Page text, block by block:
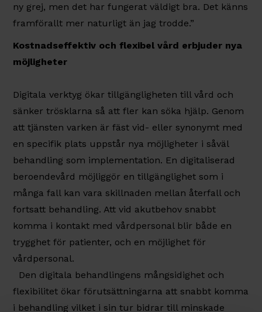
ny grej, men det har fungerat väldigt bra. Det känns
framförallt mer naturligt än jag trodde.”
Kostnadseffektiv och flexibel vård erbjuder nya
möjligheter
Digitala verktyg ökar tillgängligheten till vård och
sänker trösklarna så att fler kan söka hjälp. Genom
att tjänsten varken är fäst vid- eller synonymt med
en specifik plats uppstår nya möjligheter i såväl
behandling som implementation. En digitaliserad
beroendevård möjliggör en tillgänglighet som i
många fall kan vara skillnaden mellan återfall och
fortsatt behandling. Att vid akutbehov snabbt
komma i kontakt med vårdpersonal blir både en
trygghet för patienter, och en möjlighet för
vårdpersonal.
Den digitala behandlingens mångsidighet och
flexibilitet ökar förutsättningarna att snabbt komma
i behandling vilket i sin tur bidrar till minskade